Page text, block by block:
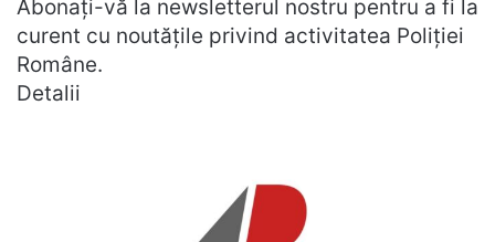
Abonați-vă la newsletterul nostru pentru a fi la
curent cu noutățile privind activitatea Poliției
Române.
Detalii